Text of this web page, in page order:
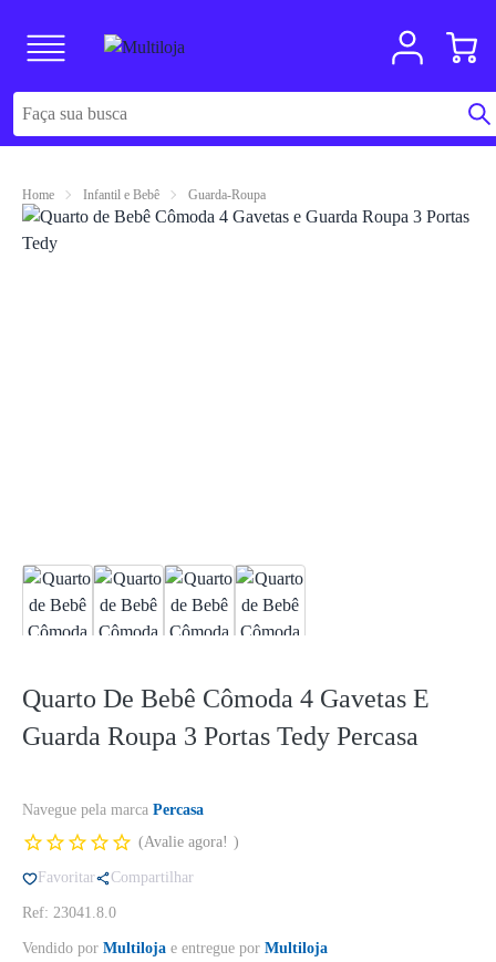
Home Infantil e Bebê Guarda-Roupa
Quarto De Bebê Cômoda 4 Gavetas E
Guarda Roupa 3 Portas Tedy Percasa
Navegue pela marca Percasa
Avalie agora!
Favoritar Compartilhar
Ref: 23041.8.0
Vendido por Multiloja e entregue por Multiloja